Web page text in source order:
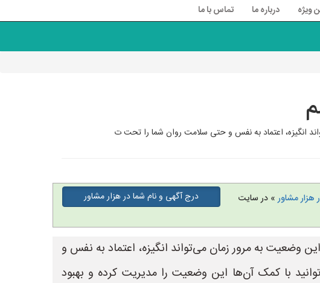
ویژه درباره ما تماس با ما
انگیزه، اعتماد به نفس و حتی سلامت روان شما را تحت ت
هزار مشاور» در سایت
درج آگهی و نام شما در هزار مشاور
وضعیت به مرور زمان می‌تواند انگیزه، اعتماد به نفس و
با کمک آن‌ها این وضعیت را مدیریت کرده و بهبود